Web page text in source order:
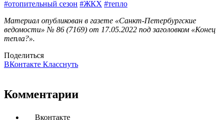
#отопительный сезон #ЖКХ #тепло
Материал опубликован в газете «Санкт-Петербургские
ведомости» № 86 (7169) от 17.05.2022 под заголовком «Конец
тепла?».
Поделиться
ВКонтакте Класснуть
Комментарии
Вконтакте